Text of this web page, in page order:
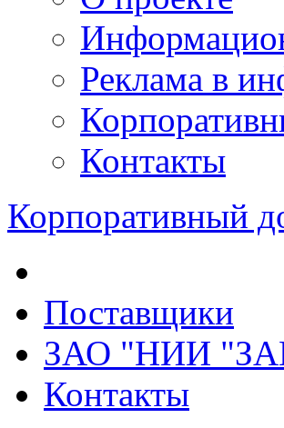
Реклама в
Контакты
Корпоративный
Поставщики
ЗАО "НИИ
Контакты